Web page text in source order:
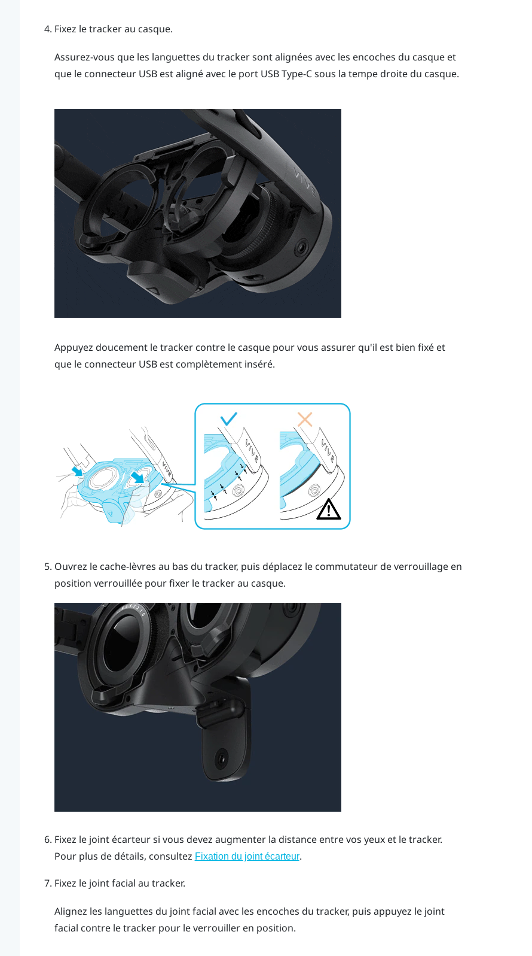
Fixez le tracker au casque.
Assurez-vous que les languettes du tracker sont alignées avec les encoches du casque et
que le connecteur USB est aligné avec le port USB Type-Csous la tempe droite du casque.
Appuyez doucement le tracker contre le casque pour vous assurer qu'il est bien fixé et
que le connecteur USB est complètement inséré.
Ouvrez le cache-lèvres au bas du tracker, puis déplacez le commutateur de verrouillage en
position verrouillée pour fixer le tracker au casque.
Fixez le joint écarteur si vous devez augmenter la distance entre vos yeux et le tracker.
Pour plus de détails, consultez Fixation du joint écarteur.
Fixez le joint facial au tracker.
Alignez les languettes du joint facial avec les encoches du tracker, puis appuyez le joint
facial contre le tracker pour le verrouiller en position.